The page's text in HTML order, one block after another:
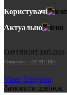
Користувачі
Актуально
COPYRIGHT 2005-2026
Cтворено в — OC STUDIO
Viber Telegram
Замовити дзвінок